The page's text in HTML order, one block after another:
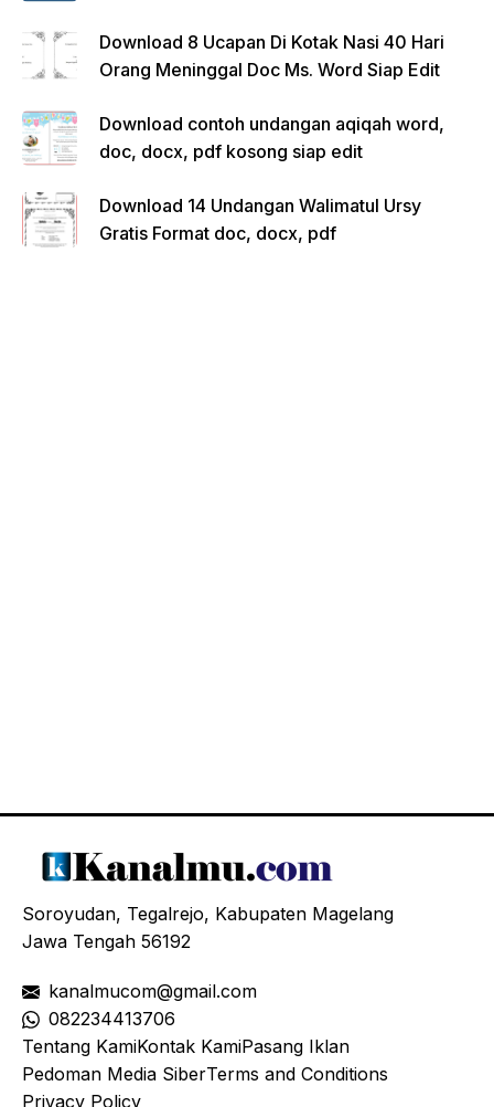
Download 8 Ucapan Di Kotak Nasi 40 Hari
Orang Meninggal Doc Ms. Word Siap Edit
Download contoh undangan aqiqah word,
doc, docx, pdf kosong siap edit
Download 14 Undangan Walimatul Ursy
Gratis Format doc, docx, pdf
Soroyudan, Tegalrejo, Kabupaten Magelang
Jawa Tengah 56192
kanalmucom@gmail.com
082234413706
Tentang KamiKontak KamiPasang Iklan
Pedoman Media SiberTerms and Conditions
Privacy Policy